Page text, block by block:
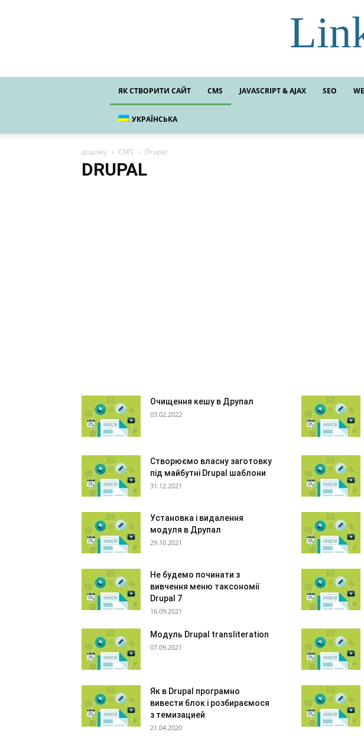
ЯК СТВОРИТИ САЙТ CMS JAVASCRIPT & AJAX SEO
УКРАЇНСЬКА
додому CMS Drupal
DRUPAL
Очищення кешу в Друпал
03.02.2022
Створюємо власну заготовку
під майбутні Drupal шаблони
31.12.2021
Установка і видалення
модуля в Друпал
29.10.2021
Не будемо починати з
вивчення меню таксономії
Drupal 7
16.09.2021
Модуль Drupal transliteration
07.09.2021
Як в Drupal програмно
вивести блок і розбираємося
з темизацией
21.04.2020